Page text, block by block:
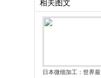
相关图文
日本微细加工：世界最